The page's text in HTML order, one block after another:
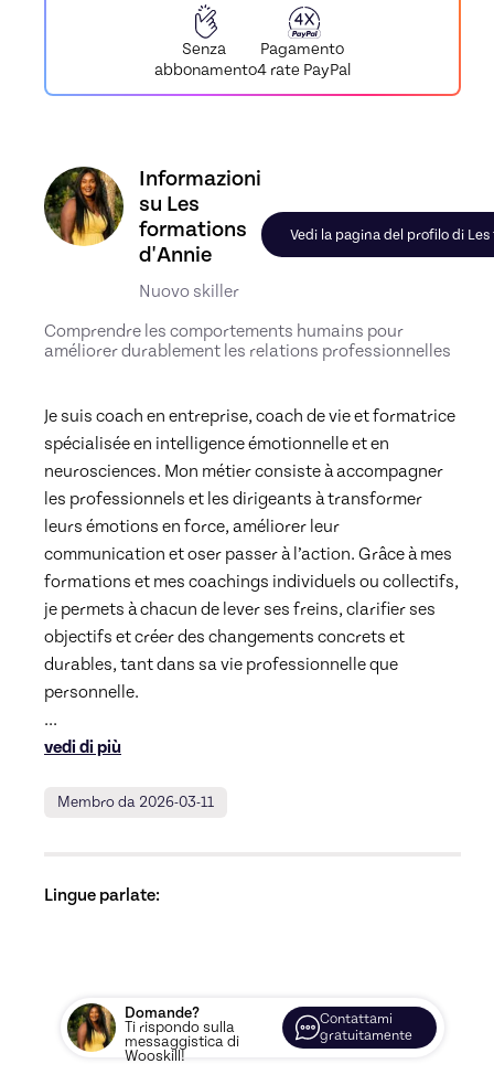
Senza
abbonamento
Pagamento
4 rate PayPal
Scopri il profilo di Les formations d'Annie,
Informazioni
su Les
formations
d'Annie
Nuovo skiller
Vedi la pagina del profilo di
Comprendre les comportements humains pour
améliorer durablement les relations professionnelles
Je suis coach en entreprise, coach de vie et formatrice
spécialisée en intelligence émotionnelle et en
neurosciences. Mon métier consiste à accompagner
les professionnels et les dirigeants à transformer
leurs émotions en force, améliorer leur
communication et oser passer à l’action. Grâce à mes
formations et mes coachings individuels ou collectifs,
je permets à chacun de lever ses freins, clarifier ses
objectifs et créer des changements concrets et
durables, tant dans sa vie professionnelle que
...
vedi di più
Membro da 2026-03-11
Lingue parlate:
Domande?
Ti rispondo sulla
messaggistica di
Wooskill!
Contattami
gratuitamente